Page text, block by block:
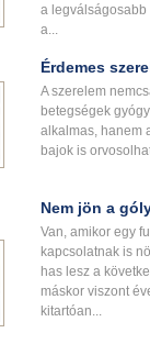
a legválságosabb
a...
Érdemes
A szerelem
betegségek
alkalmas, hanem
bajok is
Nem jön a
Van, amikor egy
kapcsolatnak is
has lesz a
máskor viszont
kitartóan...